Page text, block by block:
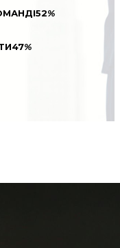
52%
47%